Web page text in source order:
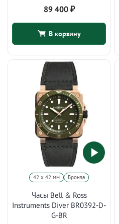
89 400 ₽
В корзину
42 х 42 мм Бронза
Часы Bell & Ross
Instruments Diver BR0392-D-
G-BR